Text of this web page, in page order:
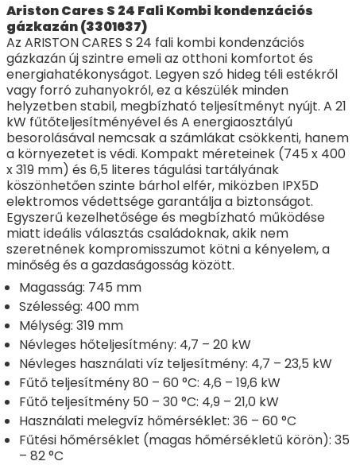
Ariston Cares S 24 Fali Kombi kondenzációs
gázkazán (3301637)
Az ARISTON CARES S 24 fali kombi kondenzációs
gázkazán új szintre emeli az otthoni komfortot és
energiahatékonyságot. Legyen szó hideg téli estékről
vagy forró zuhanyokról, ez a készülék minden
helyzetben stabil, megbízható teljesítményt nyújt. A 21
kW fűtőteljesítményével és A energiaosztályú
besorolásával nemcsak a számlákat csökkenti, hanem
a környezetet is védi. Kompakt méreteinek (745 x 400
x 319 mm) és 6,5 literes tágulási tartályának
köszönhetően szinte bárhol elfér, miközben IPX5D
elektromos védettsége garantálja a biztonságot.
Egyszerű kezelhetősége és megbízható működése
miatt ideális választás családoknak, akik nem
szeretnének kompromisszumot kötni a kényelem, a
minőség és a gazdaságosság között.
Magasság: 745 mm
Szélesség: 400 mm
Mélység: 319 mm
Névleges hőteljesítmény: 4,7 – 20 kW
Névleges használati víz teljesítmény: 4,7 – 23,5 kW
Fűtő teljesítmény 80 – 60 °C: 4,6 – 19,6 kW
Fűtő teljesítmény 50 – 30 °C: 4,9 – 21,0 kW
Használati melegvíz hőmérséklet: 36 – 60 °C
Fűtési hőmérséklet (magas hőmérsékletű körön): 35
– 82 °C